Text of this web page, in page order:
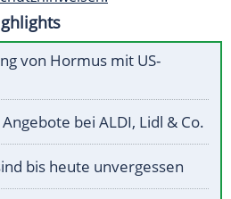
von Hormus mit US-
bei ALDI, Lidl & Co.
bis heute unvergessen